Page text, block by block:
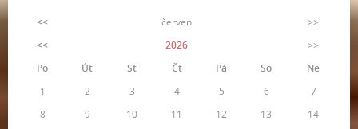
<< červen
>>
<<
2026
>>
Po
Út St Čt Pá So
Ne
1
2 3 4 5 6
7
8
9 10 11 12 13
14